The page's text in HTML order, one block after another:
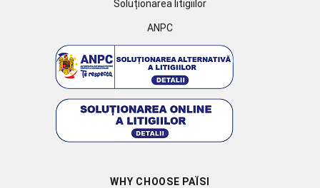
Soluționarea litigiilor
ANPC
WHY CHOOSE PAÏSI